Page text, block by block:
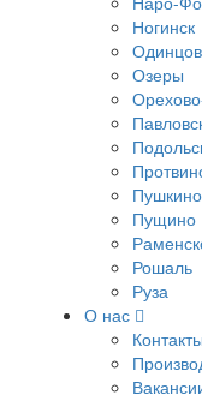
Ногинск
Озеры
Пушкино
Пущино
Рошаль
Руза
О нас
Контакты